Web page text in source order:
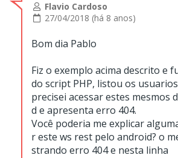
Flavio Cardoso
27/04/2018 (há 8 anos)
Bom dia Pablo
Fiz o exemplo acima descrito e
do script PHP, listou os
precisei acessar estes mesmos
d e apresenta erro 404.
Você poderia me explicar
r este ws rest pelo android? o
strando erro 404 e nesta linha